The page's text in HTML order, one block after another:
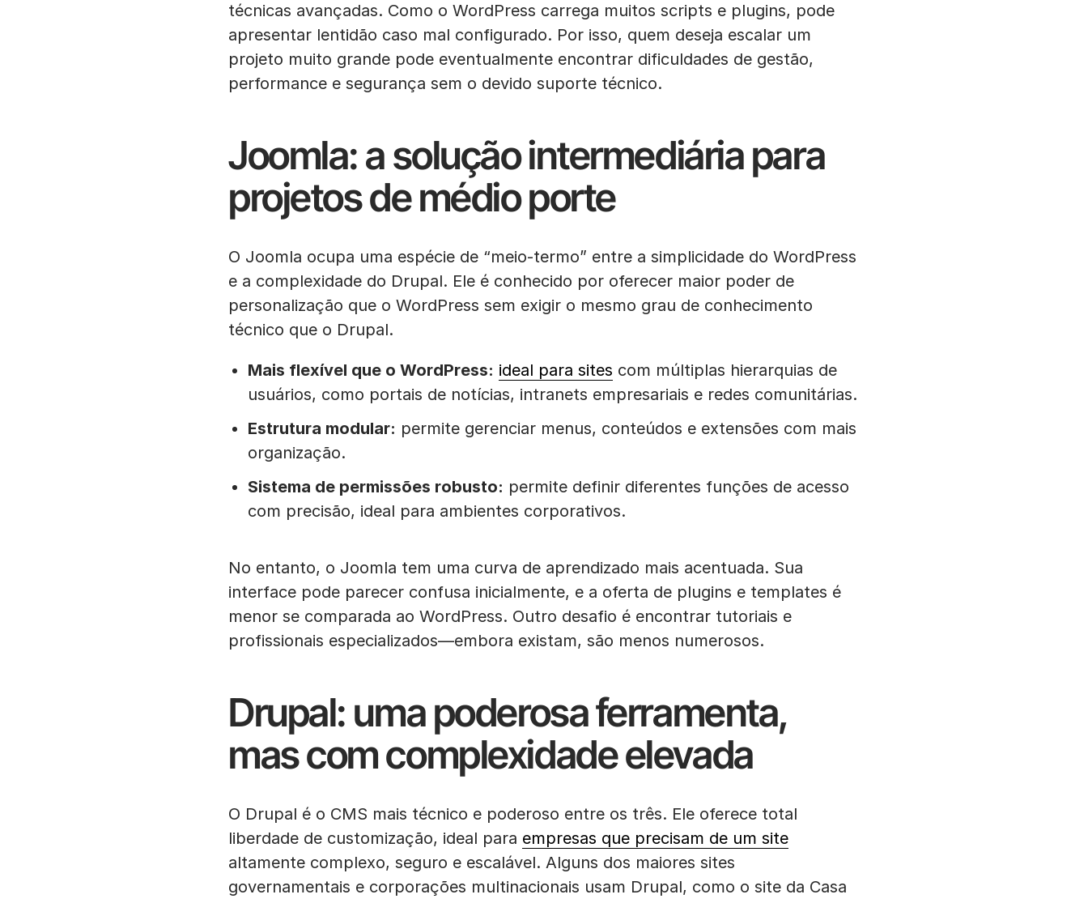
técnicas avançadas. Como o WordPress carrega muitos scripts e plugins, pode
apresentar lentidão caso mal configurado. Por isso, quem deseja escalar um
projeto muito grande pode eventualmente encontrar dificuldades de gestão,
performance e segurança sem o devido suporte técnico.
Joomla: a solução intermediária para
projetos de médio porte
O Joomla ocupa uma espécie de “meio-termo” entre a simplicidade do WordPress
e a complexidade do Drupal. Ele é conhecido por oferecer maior poder de
personalização que o WordPress sem exigir o mesmo grau de conhecimento
técnico que o Drupal.
Mais flexível que o WordPress: ideal para sites com múltiplas hierarquias de
usuários, como portais de notícias, intranets empresariais e redes comunitárias.
Estrutura modular: permite gerenciar menus, conteúdos e extensões com mais
organização.
Sistema de permissões robusto: permite definir diferentes funções de acesso
com precisão, ideal para ambientes corporativos.
No entanto, o Joomla tem uma curva de aprendizado mais acentuada. Sua
interface pode parecer confusa inicialmente, e a oferta de plugins e templates é
menor se comparada ao WordPress. Outro desafio é encontrar tutoriais e
profissionais especializados—embora existam, são menos numerosos.
Drupal: uma poderosa ferramenta,
mas com complexidade elevada
O Drupal é o CMS mais técnico e poderoso entre os três. Ele oferece total
liberdade de customização, ideal para empresas que precisam de um site
altamente complexo, seguro e escalável. Alguns dos maiores sites
governamentais e corporações multinacionais usam Drupal, como o site da Casa